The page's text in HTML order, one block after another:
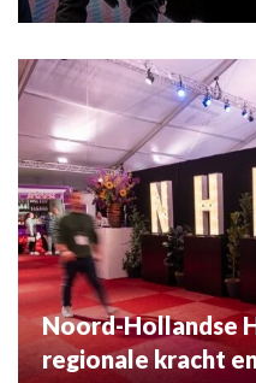
Noord-Hollandse
regionale kracht